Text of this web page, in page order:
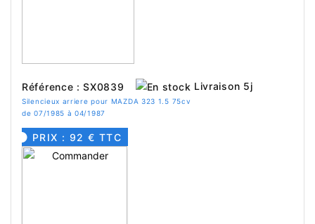
Référence : SX0839 Livraison 5j
Silencieux arriere pour MAZDA 323 1.5 75cv
de 07/1985 à 04/1987
PRIX : 92 € TTC